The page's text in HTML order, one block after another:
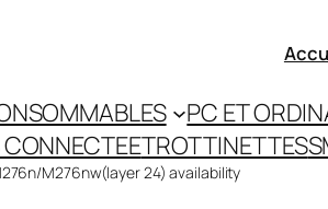
PC ET
TROTTINETTES
M276nw(layer 24) availability